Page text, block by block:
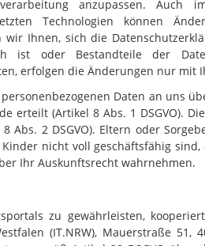
anzupassen. Auch
Technologien können
Ihnen, sich die
ist oder Bestandteile der
erfolgen die Änderungen nur mit
Daten an uns
erteilt (Artikel 8 Abs. 1 DSGVO).
Abs. 2 DSGVO). Eltern oder
nicht voll geschäftsfähig
Ihr Auskunftsrecht wahrnehmen.
zu gewährleisten,
(IT.NRW), Mauerstraße 51,